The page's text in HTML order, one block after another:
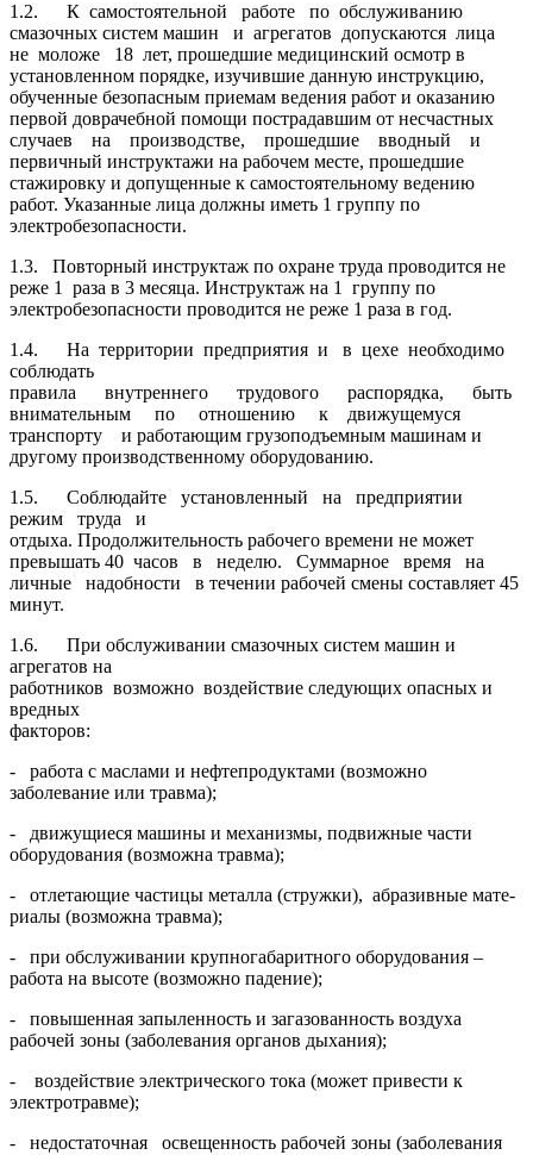
1.2. К самостоятельной работе по обслуживанию
смазочных систем машин и агрегатов допускаются лица
не моложе 18 лет, прошедшие медицинский осмотр в
установленном порядке, изучившие данную инструкцию,
обученные безопасным приемам ведения работ и оказанию
первой доврачебной помощи пострадавшим от несчастных
случаев на производстве, прошедшие вводный и
первичный инструктажи на рабочем месте, прошедшие
стажировку и допущенные к самостоятельному ведению
работ. Указанные лица должны иметь 1 группу по
электробезопасности.
1.3. Повторный инструктаж по охране труда проводится не
реже 1 раза в 3 месяца. Инструктаж на 1 группу по
электробезопасности проводится не реже 1 раза в год.
1.4. На территории предприятия и в цехе необходимо
соблюдать
правила внутреннего трудового распорядка, быть
внимательным по отношению к движущемуся
транспорту и работающим грузоподъемным машинам и
другому производственному оборудованию.
1.5. Соблюдайте установленный на предприятии
режим труда и
отдыха. Продолжительность рабочего времени не может
превышать 40 часов в неделю. Суммарное время на
личные надобности в течении рабочей смены составляет 45
минут.
1.6. При обслуживании смазочных систем машин и
агрегатов на
работников возможно воздействие следующих опасных и
вредных
факторов:
- работа с маслами и нефтепродуктами (возможно
заболевание или травма);
- движущиеся машины и механизмы, подвижные части
обору­дования (возможна травма);
- отлетающие частицы металла (стружки), абразивные мате­
риалы (возможна травма);
- при обслуживании крупногабаритного оборудования –
работа на высоте (возможно падение);
- повышенная запыленность и загазованность воздуха
рабочей зоны (заболевания органов дыхания);
- воздействие электрического тока (может привести к
электро­травме);
- недостаточная освещенность рабочей зоны (заболевания